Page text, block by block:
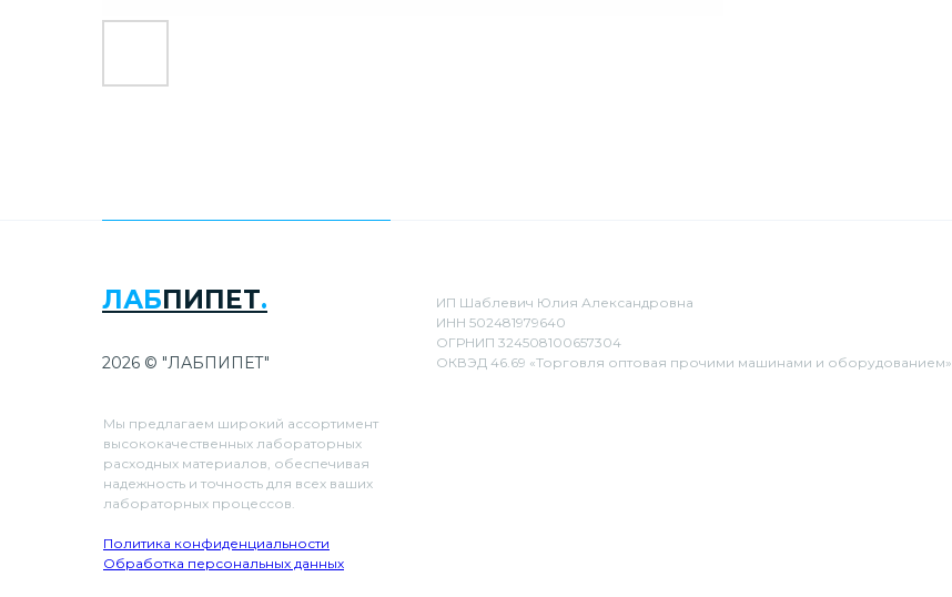
ЛАБПИПЕТ.
Мы предлагаем широкий ассортимент
высококачественных лабораторных
расходных материалов, обеспечивая
надежность и точность для всех ваших
лабораторных процессов.
Политика конфиденциальности
Обработка персональных данных
ИП Шаблевич Юлия Александровна
ИНН 502481979640
ОГРНИП 324508100657304
ОКВЭД 46.69 «Торговля оптовая прочими машинами и оборудованием»
2026 © "ЛАБПИПЕТ"